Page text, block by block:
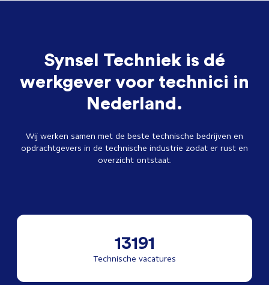
Synsel Techniek is dé
werkgever voor technici in
Nederland.
Wij werken samen met de beste technische bedrijven en
opdrachtgevers in de technische industrie zodat er rust en
overzicht ontstaat.
13191
Technische vacatures